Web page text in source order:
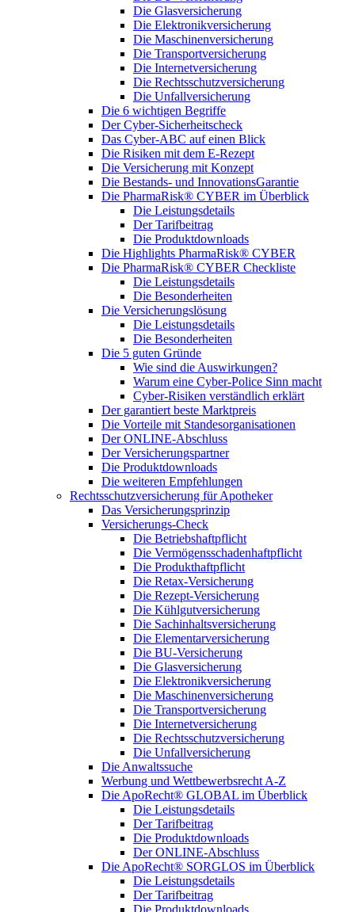
Die Glasversicherung
Die Elektronikversicherung
Die Maschinenversicherung
Die Transportversicherung
Die Internetversicherung
Die Rechtsschutzversicherung
Die Unfallversicherung
Die 6 wichtigen Begriffe
Der Cyber-Sicher­heits­check
Das Cyber-ABC auf einen Blick
Die Risiken mit dem E-Rezept
Die Versicherung mit Konzept
Die Bestands- und InnovationsGarantie
Die PharmaRisk® CYBER im Überblick
Die Leistungsdetails
Der Tarifbeitrag
Die Produktdownloads
Die Highlights PharmaRisk® CYBER
Die PharmaRisk® CYBER Checkliste
Die Leistungsdetails
Die Besonderheiten
Die Versicherungslösung
Die Leistungsdetails
Die Besonderheiten
Die 5 guten Gründe
Wie sind die Auswirkungen?
Warum eine Cyber-Police Sinn macht
Cyber-Risiken verständlich erklärt
Der garantiert beste Marktpreis
Die Vorteile mit Standesorganisationen
Der ONLINE-Abschluss
Der Versicherungspartner
Die Produktdownloads
Die weiteren Empfehlungen
Rechtsschutzversicherung für Apotheker
Das Versicherungsprinzip
Versicherungs-Check
Die Betriebshaftpflicht
Die Vermögensschadenhaftpflicht
Die Produkthaftpflicht
Die Retax-Versicherung
Die Rezept-Versicherung
Die Kühlgutversicherung
Die Sachinhaltsversicherung
Die Elementarversicherung
Die BU-Versicherung
Die Glasversicherung
Die Elektronikversicherung
Die Maschinenversicherung
Die Transportversicherung
Die Internetversicherung
Die Rechtsschutzversicherung
Die Unfallversicherung
Die Anwaltssuche
Werbung und Wettbewerbsrecht A-Z
Die ApoRecht® GLOBAL im Überblick
Die Leistungsdetails
Der Tarifbeitrag
Die Produktdownloads
Der ONLINE-Abschluss
Die ApoRecht® SORGLOS im Überblick
Die Leistungsdetails
Der Tarifbeitrag
Die Produktdownloads